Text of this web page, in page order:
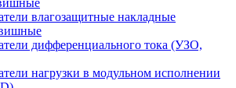
влагозащитные накладные
дифференциального тока (УЗО,
нагрузки в модульном исполнении